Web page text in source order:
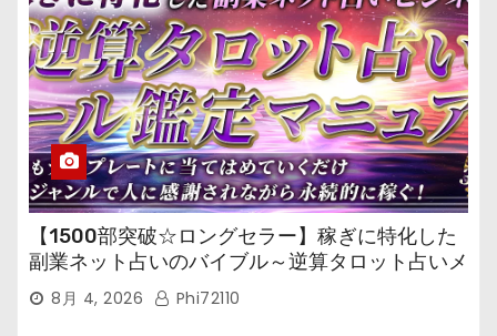
【1500部突破☆ロングセラー】稼ぎに特化した
副業ネット占いのバイブル～逆算タロット占いメ
ール鑑定マニュアル～
8月 4, 2026 Phi72110